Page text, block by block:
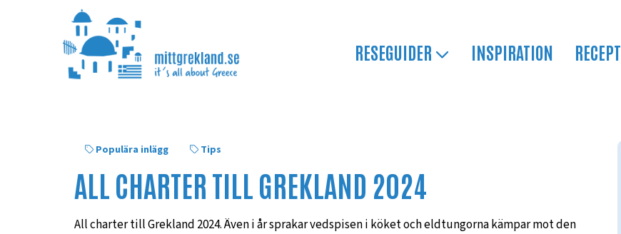
RESEGUIDER INSPIRATION RECEPT
Populära inlägg Tips
ALL CHARTER TILL GREKLAND 2024
All charter till Grekland 2024. Även i år sprakar vedspisen i köket och eldtungorna kämpar mot den